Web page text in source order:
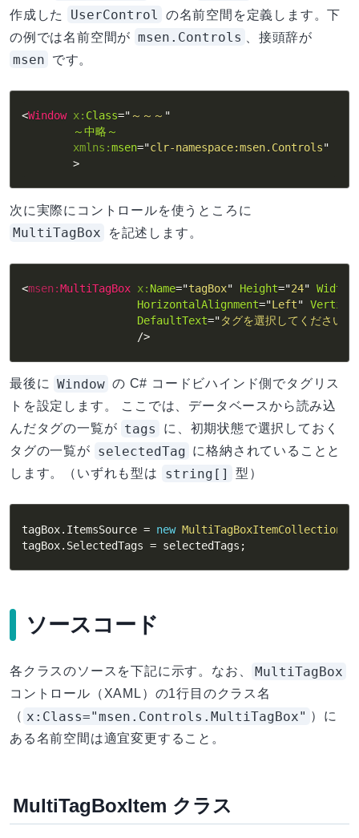
作成した UserControl
の名前空間を定義します。下
の例では名前空間が msen.Controls 、接頭辞が
msen です。
<Window x: Class=" ～～～ "
～中略～
xmlns:msen="clr-namespace:msen.Controls"
>
次に実際にコントロールを使うところに
MultiTagBox を記述します。
<msen:MultiTagBox x: Name="tagBox" Height="24" Width
HorizontalAlignment="Left"
DefaultText="タグを選択してください
/>
最後に Window の C# コードビハインド側でタグリス
トを設定します。 ここでは、データベースから読み込
んだタグの一覧が tags
に、初期状態で選択しておく
タグの一覧が
selectedTag に格納されていることと
します。（いずれも型は
string[] 型）
tagBox. ItemsSource = new MultiTagBoxItemCollection
tagBox. SelectedTags = selectedTags ;
ソースコード
各クラスのソースを下記に示す。なお、 MultiTagBox
コントロール（XAML）の1行目のクラス名
（ x:Class="msen.Controls.MultiTagBox" ）に
ある名前空間は適宜変更すること。
MultiTagBoxItem クラス